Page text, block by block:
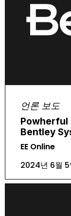
언론 보도
Powherful
Bentley
EE Online
2024년 6월 5